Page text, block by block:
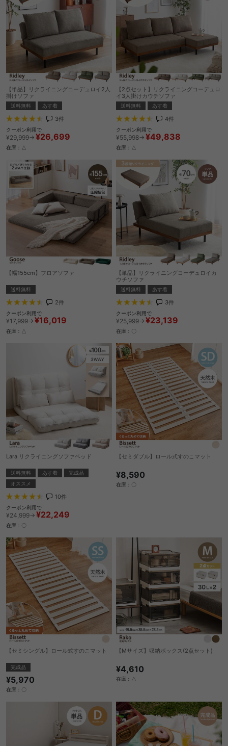
【単品】リクライニングコーデュロイ2人
掛けソファ
送料無料 あす着
3件
クーポン利用で
¥29,999→ ¥26,699
在庫：△
【2点セット】リクライニングコーデュロ
イ3人掛けカウチソファ
送料無料 あす着
4件
クーポン利用で
¥55,998→ ¥49,838
在庫：△
【幅155cm】フロアソファ
送料無料
2件
クーポン利用で
¥17,999→ ¥16,019
在庫：△
【単品】リクライニングコーデュロイカ
ウチソファ
送料無料 あす着
3件
クーポン利用で
¥25,999→ ¥23,139
在庫：〇
Lara リクライニングソファベッド
送料無料 あす着
完成品
オススメ
10件
クーポン利用で
¥24,999→ ¥22,249
在庫：〇
【セミダブル】ロール式すのこマット
¥8,590
在庫：〇
【セミシングル】ロール式すのこマット
完成品
¥5,970
在庫：〇
【Mサイズ】収納ボックス(2点セット)
¥4,610
在庫：△